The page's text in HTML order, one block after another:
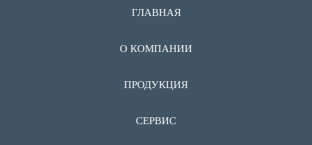
ГЛАВНАЯ
О КОМПАНИИ
ПРОДУКЦИЯ
СЕРВИС